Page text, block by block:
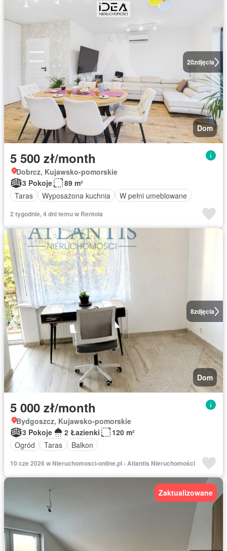
20zdjęcia
Dom
5 500 zł/month
Dobrcz, Kujawsko-pomorskie
3 Pokoje
89 m²
Taras
Wyposażona kuchnia W pełni umeblowane
2 tygodnie, 4 dni temu w Rentola
8zdjęcia
Dom
5 000 zł/month
Bydgoszcz, Kujawsko-pomorskie
3 Pokoje
2 Łazienki
120 m²
Ogród
Taras Balkon
10 cze 2026 w Nieruchomosci-online.pl - Atlantis Nieruchomości
Zaktualizowane